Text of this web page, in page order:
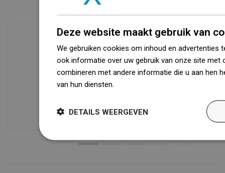
Beschikbaarheid van goederen
Een modern logistiek centrum met een
oppervlakte van 31.000 m² met meer
dan 1500.000 beschikbare producten!
Deze website maakt gebruik van
We gebruiken cookies om inhoud en advertenties
ook informatie over uw gebruik van onze site met
combineren met andere informatie die u aan hen
van hun diensten.
DETAILS WEERGEVEN